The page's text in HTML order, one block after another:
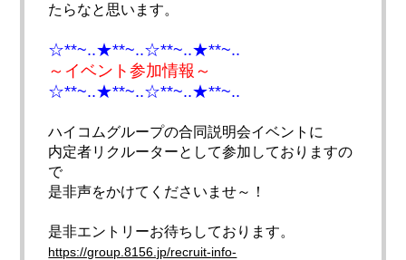
たらなと思います。
☆**~..★**~..☆**~..★**~..
～イベント参加情報～
☆**~..★**~..☆**~..★**~..
ハイコムグループの合同説明会イベントに
内定者リクルーターとして参加しておりますの
で
是非声をかけてくださいませ～！
是非エントリーお待ちしております。
https://group.8156.jp/recruit-info-